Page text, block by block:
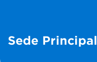
Sede Principal